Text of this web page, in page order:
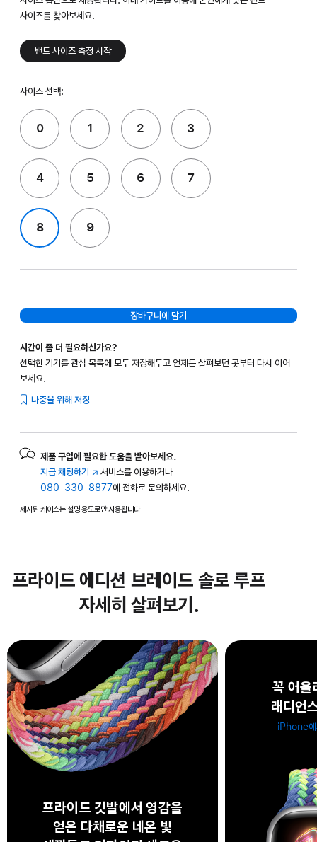
사이즈를 찾아보세요.
밴드 사이즈 측정 시작
사이즈 선택:
0 1 2 3
4 5 6 7
8 9
장바구니에 담기
시간이 좀 더 필요하신가요?
선택한 기기를 관심 목록에 모두 저장해두고 언제든 살펴보던 곳부터 다시 이어
보세요.
나중을 위해 저장
제품 구입에 필요한 도움을 받아보세요.
지금 채팅하기 (새
창에서
열림)
서비스를 이용하거나
080-330-8877에 전화로 문의하세요.
제시된 케이스는 설명 용도로만 사용됩니다.
프라이드 에디션 브레이드 솔로 루프
자세히 살펴보기.
프라이드 깃발에서 영감을
얻은 다채로운 네온 빛
꼭 어울
래디언
iPhone에